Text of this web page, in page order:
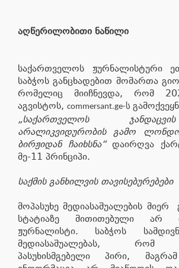
აღწერილობითი ნაწილი
საქართველოს ჟურნალისტური
საბჭოს განცხადებით მომართა
რომელიც მიიჩნევდა, რომ
აგვისტოს,commersant.ge-ს
„საქართველოს
არალიკვიდურობის გამო
ბირჟიდან ჩაიხსნა“დაირღვა
მე-11 პრინციპი.
საქმის განხილვის თავისებურებები
მოპასუხე მედიასაშუალების მიერ
სტატიაზე მითითებული არ
ჟურნალისტი. საბჭოს
მედიასაშუალებას, რომ
პასუხისმგებელი პირი,